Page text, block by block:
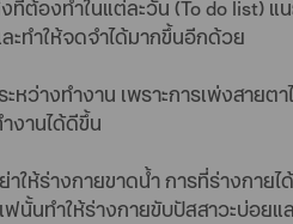
ที่ต้องทำในแต่ละวัน (To do list)
ะทำให้จดจำได้มากขึ้นอีกด้วย
หว่างทำงาน เพราะการเพ่งสาย
งานได้ดีขึ้น
าให้ร่างกายขาดน้ำ การที่ร่างกาย
นั้นทำให้ร่างกายขับปัสสาวะบ่อยแ